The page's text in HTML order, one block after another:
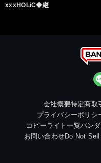
xxxHOLiC◆継
会社概要特定商取
プライバシーポリシ
コピーライト一覧バン
お問い合わせDo Not